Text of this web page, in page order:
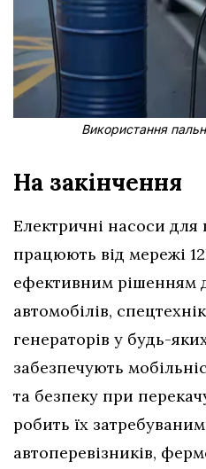
Використання
На закінчення
Електричні насоси
працюють від мережі
ефективним рішенням
автомобілів,
генераторів у будь-
забезпечують
та безпеку при
робить їх
автоперевізників,